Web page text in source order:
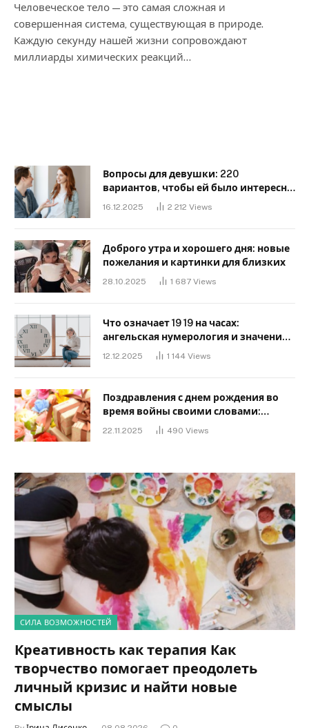
Человеческое тело — это самая сложная и
совершенная система, существующая в природе.
Каждую секунду нашей жизни сопровождают
миллиарды химических реакций…
Вопросы для девушки: 220
вариантов, чтобы ей было интересно
16.12.2025 2 212 Views
Доброго утра и хорошего дня: новые
пожелания и картинки для близких
28.10.2025 1 687 Views
Что означает 19 19 на часах:
ангельская нумерология и значение
12.12.2025 1 144 Views
Поздравления с днем ​​рождения во
время войны своими словами:
Слова, дающие надежду и силу
22.11.2025 490 Views
СИЛА ВОЗМОЖНОСТЕЙ
Креативность как терапия Как
творчество помогает преодолеть
личный кризис и найти новые
смыслы